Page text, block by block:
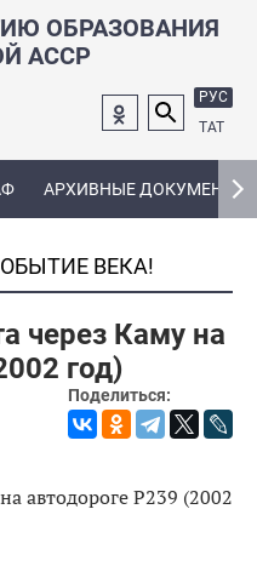
ОБРАЗОВАНИЯ
АССР
РУС
ТАТ
АРХИВНЫЕ ДОКУМЕНТЫ
ВЕКА!
через Каму на
год)
Поделиться:
автодороге Р239 (2002